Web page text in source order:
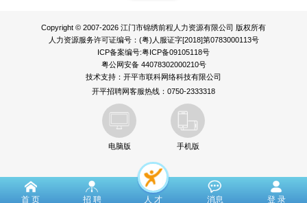
首 页 招 聘 人 才 消息 登 录
Copyright © 2007-2026 江门市锦绣前程人力资源有限公司 版权所有
人力资源服务许可证编号：(粤)人服证字[2018]第0783000113号
ICP备案编号:粤ICP备09105118号
粤公网安备 44078302000210号
技术支持： 开平市联科网络科技有限公司
开平招聘网客服热线：0750-2333318
电脑版 手机版